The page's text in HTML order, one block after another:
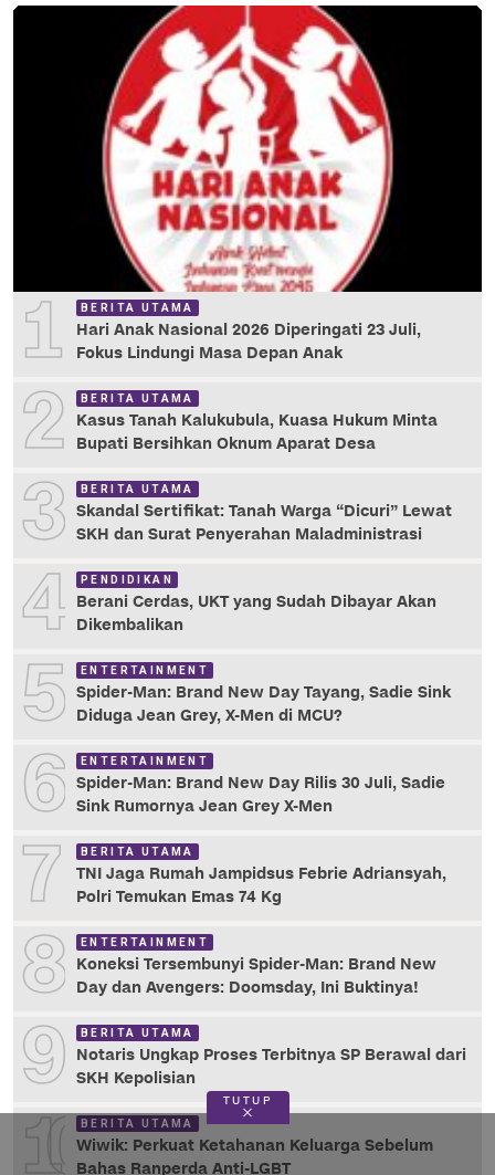
1 BERITA UTAMA
Hari Anak Nasional 2026 Diperingati 23 Juli,
Fokus Lindungi Masa Depan Anak
2 BERITA UTAMA
Kasus Tanah Kalukubula, Kuasa Hukum Minta
Bupati Bersihkan Oknum Aparat Desa
3 BERITA UTAMA
Skandal Sertifikat: Tanah Warga “Dicuri” Lewat
SKH dan Surat Penyerahan Maladministrasi
4 PENDIDIKAN
Berani Cerdas, UKT yang Sudah Dibayar Akan
Dikembalikan
5 ENTERTAINMENT
Spider-Man: Brand New Day Tayang, Sadie Sink
Diduga Jean Grey, X-Men di MCU?
6 ENTERTAINMENT
Spider-Man: Brand New Day Rilis 30 Juli, Sadie
Sink Rumornya Jean Grey X-Men
7 BERITA UTAMA
TNI Jaga Rumah Jampidsus Febrie Adriansyah,
Polri Temukan Emas 74 Kg
8 ENTERTAINMENT
Koneksi Tersembunyi Spider-Man: Brand New
Day dan Avengers: Doomsday, Ini Buktinya!
9 BERITA UTAMA
Notaris Ungkap Proses Terbitnya SP Berawal dari
SKH Kepolisian
10 BERITA UTAMA
Wiwik: Perkuat Ketahanan Keluarga Sebelum
Bahas Ranperda Anti-LGBT
TUTUP